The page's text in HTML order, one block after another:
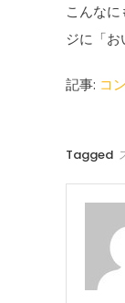
こんな
ジに「お
記事: コ
Tagged